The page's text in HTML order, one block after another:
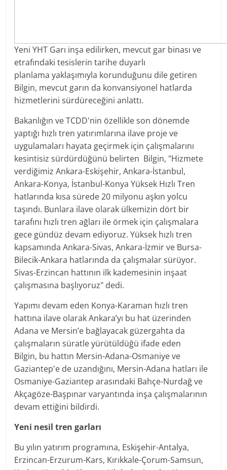
Yeni YHT Garı inşa edilirken, mevcut gar binası ve
etrafındaki tesislerin tarihe duyarlı
planlama yaklaşımıyla korunduğunu dile getiren
Bilgin, mevcut garın da konvansiyonel hatlarda
hizmetlerini sürdüreceğini anlattı.
Bakanlığın ve TCDD'nin özellikle son dönemde
yaptığı hızlı tren yatırımlarına ilave proje ve
uygulamaları hayata geçirmek için çalışmalarını
kesintisiz sürdürdüğünü belirten Bilgin, "Hizmete
verdiğimiz Ankara-Eskişehir, Ankara-İstanbul,
Ankara-Konya, İstanbul-Konya Yüksek Hızlı Tren
hatlarında kısa sürede 20 milyonu aşkın yolcu
taşındı. Bunlara ilave olarak ülkemizin dört bir
tarafını hızlı tren ağları ile örmek için çalışmalara
gece gündüz devam ediyoruz. Yüksek hızlı tren
kapsamında Ankara-Sivas, Ankara-İzmir ve Bursa-
Bilecik-Ankara hatlarında da çalışmalar sürüyor.
Sivas-Erzincan hattının ilk kademesinin inşaat
çalışmasına başlıyoruz" dedi.
Yapımı devam eden Konya-Karaman hızlı tren
hattına ilave olarak Ankara’yı bu hat üzerinden
Adana ve Mersin’e bağlayacak güzergahta da
çalışmaların süratle yürütüldüğü ifade eden
Bilgin, bu hattın Mersin-Adana-Osmaniye ve
Gaziantep'e de uzandığını, Mersin-Adana hatları ile
Osmaniye-Gaziantep arasındaki Bahçe-Nurdağ ve
Akçagöze-Başpınar varyantında inşa çalışmalarının
devam ettiğini bildirdi.
Yeni nesil tren garları
Bu yılın yatırım programına, Eskişehir-Antalya,
Erzincan-Erzurum-Kars, Kırıkkale-Çorum-Samsun,